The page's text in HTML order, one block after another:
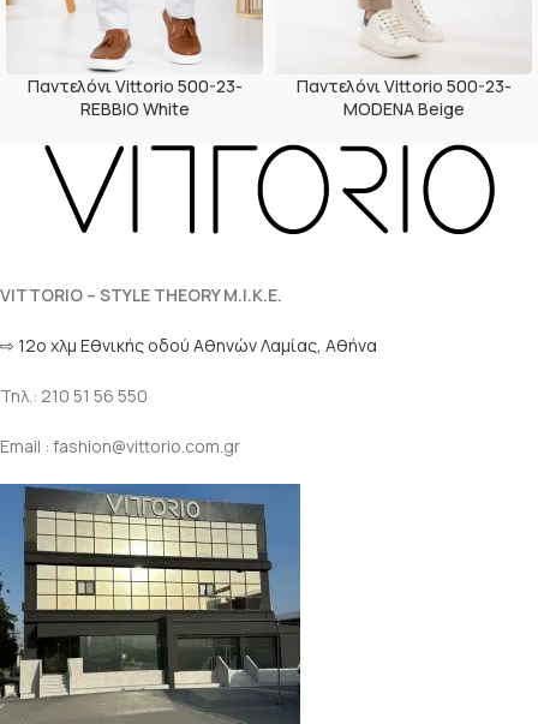
Παντελόνι Vittorio 500-23-
REBBIO White
Παντελόνι Vittorio 500-23-
MODENA Beige
VITTORIO – STYLE THEORY M.I.K.E.
⇨ 12ο χλμ Eθνικής οδού Αθηνών Λαμίας, Αθήνα
Τηλ.: 210 51 56 550
Email : fashion@vittorio.com.gr